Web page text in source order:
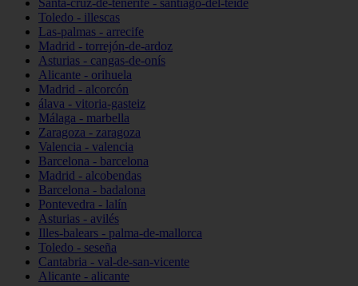
Santa-cruz-de-tenerife - santiago-del-teide
Toledo - illescas
Las-palmas - arrecife
Madrid - torrejón-de-ardoz
Asturias - cangas-de-onís
Alicante - orihuela
Madrid - alcorcón
álava - vitoria-gasteiz
Málaga - marbella
Zaragoza - zaragoza
Valencia - valencia
Barcelona - barcelona
Madrid - alcobendas
Barcelona - badalona
Pontevedra - lalín
Asturias - avilés
Illes-balears - palma-de-mallorca
Toledo - seseña
Cantabria - val-de-san-vicente
Alicante - alicante